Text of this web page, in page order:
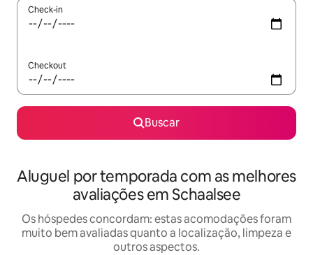
Check-in
Checkout
Buscar
Aluguel por temporada com as melhores
avaliações em Schaalsee
Os hóspedes concordam: estas acomodações foram
muito bem avaliadas quanto a localização, limpeza e
outros aspectos.